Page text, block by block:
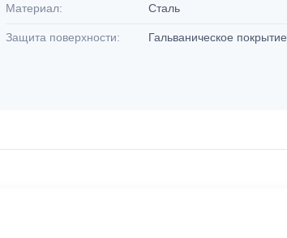
Материал: Сталь
Защита поверхности: Гальваническое покрытие